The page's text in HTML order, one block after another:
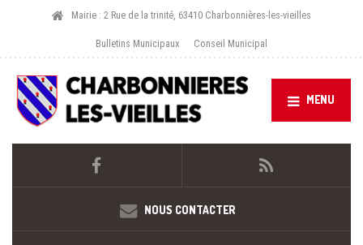
Mairie : 2 Rue de la trinité, 63410 Charbonnières-les-vieilles
Bulletins Municipaux Conseil Municipal
MENU
NOUS CONTACTER